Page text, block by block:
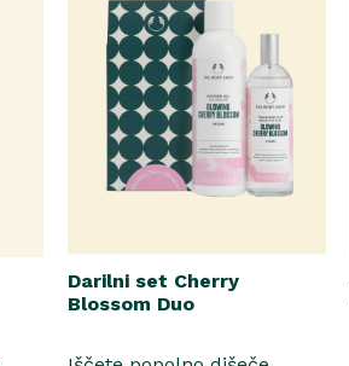
Darilni set Cherry
Blossom Duo